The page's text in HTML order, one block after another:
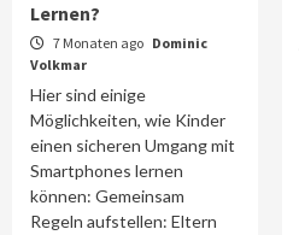
Lernen?
7 Monaten ago Dominic
Volkmar
Hier sind einige
Möglichkeiten, wie Kinder
einen sicheren Umgang mit
Smartphones lernen
können: Gemeinsam
Regeln aufstellen: Eltern